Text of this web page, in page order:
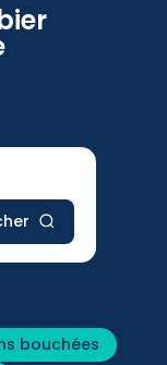
bouchées